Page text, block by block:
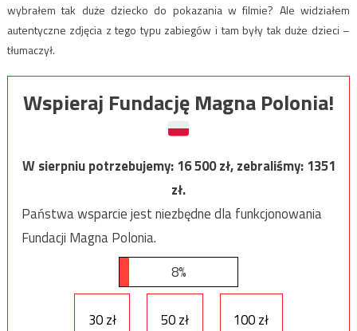
wybrałem tak duże dziecko do pokazania w filmie? Ale widziałem
autentyczne zdjęcia z tego typu zabiegów i tam były tak duże dzieci –
tłumaczył.
Wspieraj Fundację Magna Polonia!
W sierpniu potrzebujemy:16 500zł, zebraliśmy:1351
zł.
Państwa wsparcie jest niezbędne dla funkcjonowania
Fundacji Magna Polonia.
8%
30 zł 50 zł 100 zł